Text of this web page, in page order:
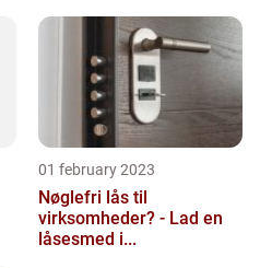
01 february 2023
Nøglefri lås til
virksomheder? - Lad en
låsesmed i...